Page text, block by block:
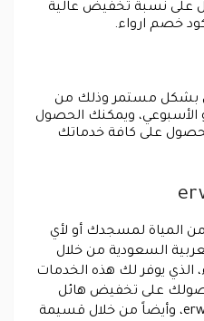
على نسبة تخفيض عالية
خصم ارواء.
بشكل مستمر وذلك من
الأسبوعي، ويمكنك الحصول
على كافة خدماتك
المياة لمسجدك أو لأي
السعودية من خلال
الذي يوفر لك هذه الخدمات
على تخفيض هائل
وذلك باستخدام كود خصم erwaa، وأيضاً من خلال قسيمة